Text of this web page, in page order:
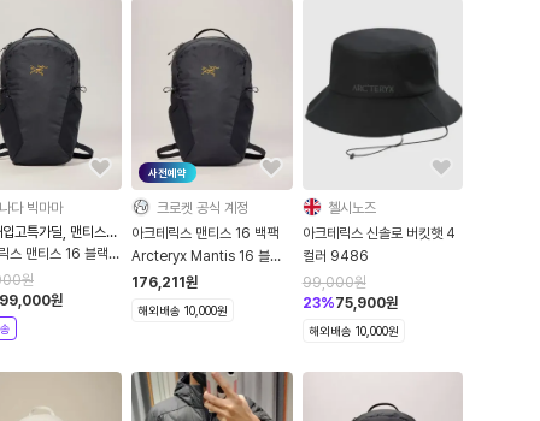
다 빅마마
고특가딜, 맨티스특
스 맨티스 16 블랙
원
원
사전예약
크로켓 공식 계정
아크테릭스 맨티스 16 백팩
Arcteryx Mantis 16 블랙
Backpack Black
X000010636
176,211원
해외배송 10,000원
첼시노즈
아크테릭스 신솔로 버킷햇 4
컬러 9486
99,000원
23%75,900원
해외배송 10,000원